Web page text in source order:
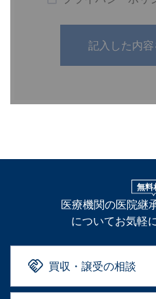
無料
医療機関の医院継
についてお気軽
買収・譲受の相談